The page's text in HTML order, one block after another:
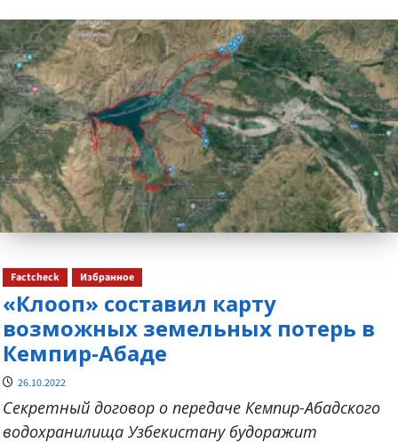
о
Factcheck Избранное
«Клооп» составил карту
возможных земельных потерь в
Кемпир-Абаде
26.10.2022
Секретный договор о передаче Кемпир-Абадского
водохранилища Узбекистану будоражит